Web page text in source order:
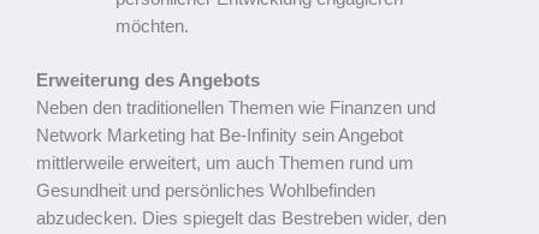
möchten.
Erweiterung des Angebots
Neben den traditionellen Themen wie Finanzen und
Network Marketing hat Be-Infinity sein Angebot
mittlerweile erweitert, um auch Themen rund um
Gesundheit und persönliches Wohlbefinden
abzudecken. Dies spiegelt das Bestreben wider, den